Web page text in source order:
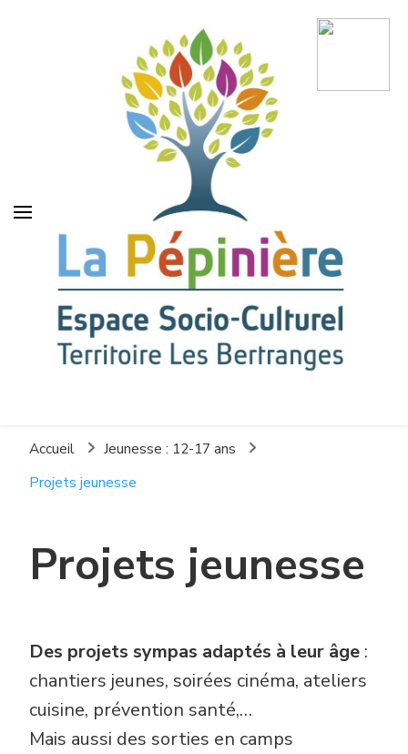
Socio-Culturel
Accueil
Jeunesse : 12-17 ans
Projets jeunesse
Projets jeunesse
Des projets sympas adaptés à leur âge :
chantiers jeunes, soirées cinéma, ateliers
cuisine, prévention santé,…
Mais aussi des sorties en camps